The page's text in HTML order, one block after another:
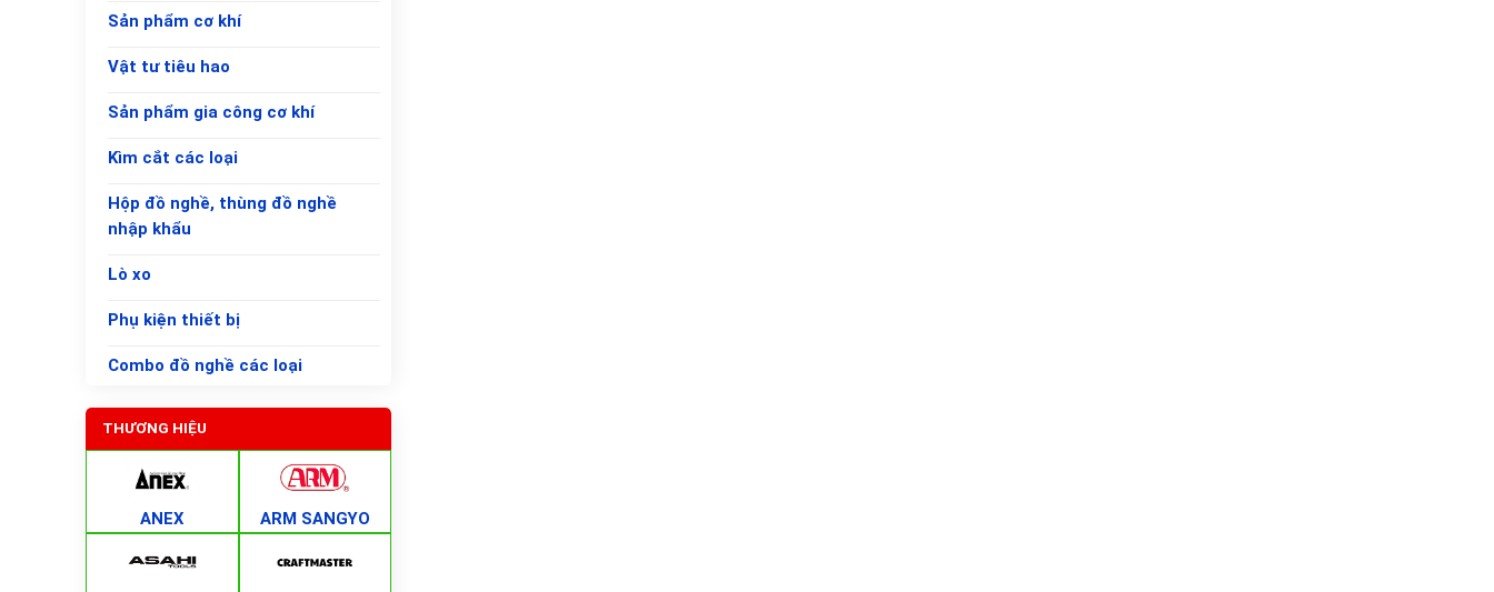
Sản phẩm cơ khí
Vật tư tiêu hao
Sản phẩm gia công cơ khí
Kìm cắt các loại
Hộp đồ nghề, thùng đồ nghề
nhập khẩu
Lò xo
Phụ kiện thiết bị
Combo đồ nghề các loại
THƯƠNG HIỆU
ANEX ARM SANGYO